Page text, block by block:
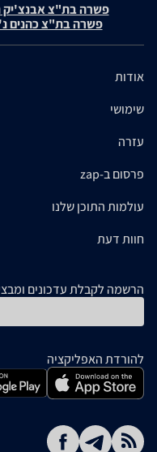
פשרה בת"צ אבנצ'יק נ' זאפ
פשרה בת"צ כהנים נ' זאפ
אודות
שימושי
עזרה
פרסום ב-zap
עולמות התוכן שלנו
חוות דעת
הרשמה לקבלת עדכונים
להורדת האפליקציה